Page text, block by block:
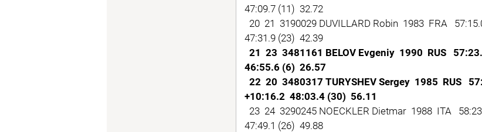
47:09.7 (11) 32.72
20 21 3190029 DUVILLARD Robin 1983 FRA
47:31.9 (23) 42.39
21 23 3481161 BELOV Evgeniy 1990 RUS
46:55.6 (6) 26.57
22 20 3480317 TURYSHEV Sergey 1985 RUS
+10:16.2 48:03.4 (30) 56.11
23 24 3290245 NOECKLER Dietmar 1988 ITA
47:49.1 (26) 49.88